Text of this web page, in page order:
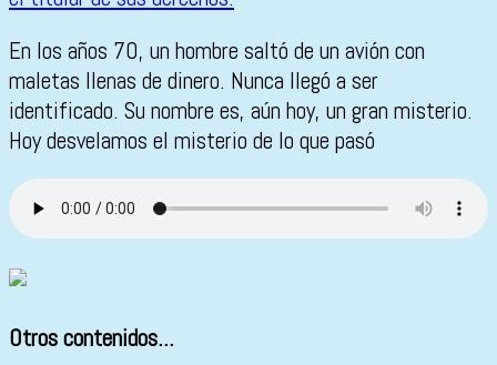
En los años 70, un hombre saltó de un avión con
maletas llenas de dinero. Nunca llegó a ser
identificado. Su nombre es, aún hoy, un gran misterio.
Hoy desvelamos el misterio de lo que pasó
Otros contenidos...